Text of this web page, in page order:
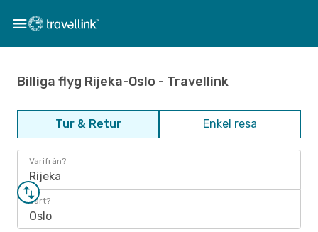
Billiga flyg Rijeka-Oslo - Travellink
Tur & Retur Enkel resa
Varifrån?
Rijeka
Vart?
Oslo